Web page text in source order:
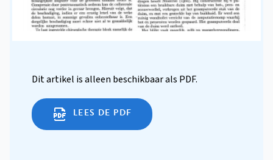
Dit artikel is alleen beschikbaar als PDF.
LEES DE PDF